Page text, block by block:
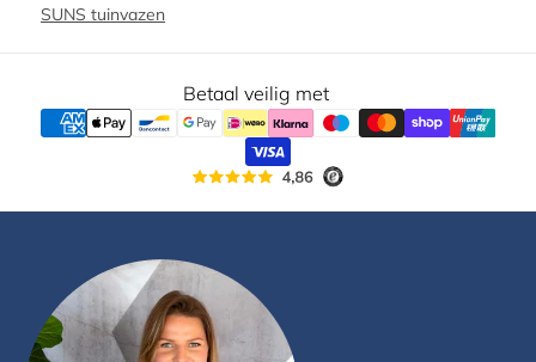
SUNS tuinvazen
Betaal veilig met